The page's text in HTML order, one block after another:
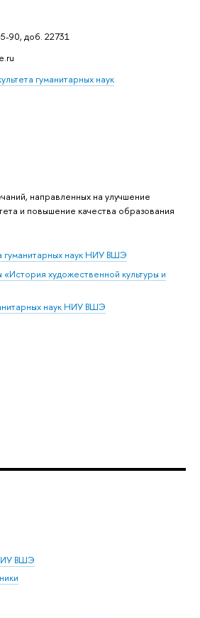
90, доб. 22731
гуманитарных наук
направленных на улучшение
и повышение качества образования
гуманитарных наук НИУ ВШЭ
художественной культуры и
наук НИУ ВШЭ
ВШЭ